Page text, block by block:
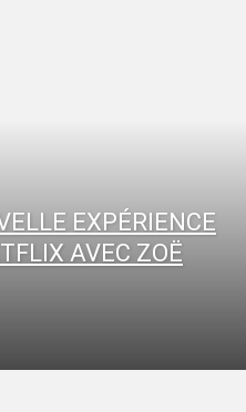
EXPÉRIENCE
AVEC ZOË